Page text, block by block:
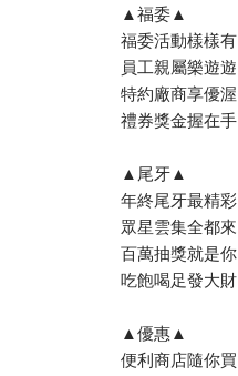
▲福委▲
福委活動樣樣有
員工親屬樂遊遊
特約廠商享優渥
禮券獎金握在手
▲尾牙▲
年終尾牙最精彩
眾星雲集全都來
百萬抽獎就是你
吃飽喝足發大財
▲優惠▲
便利商店隨你買